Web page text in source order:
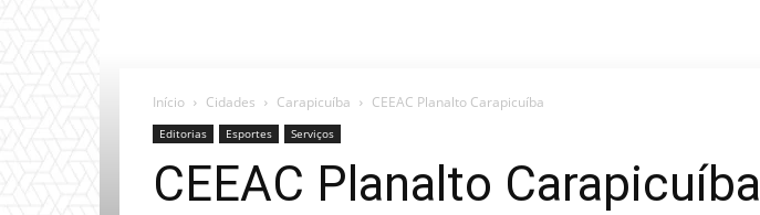
Início Cidades Carapicuíba CEEAC Planalto Carapicuíba
Editorias Esportes Serviços
CEEAC Planalto Carapicuíba